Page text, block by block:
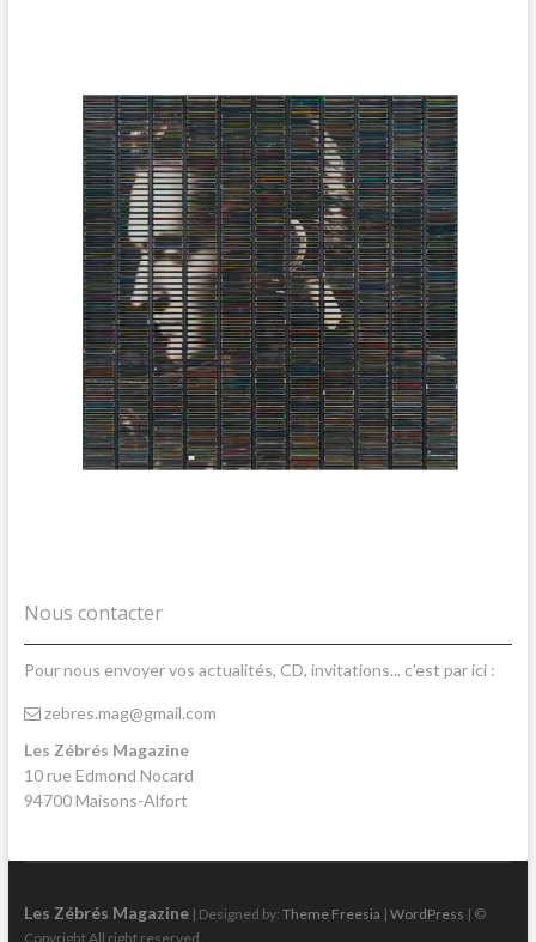
Nous contacter
Pour nous envoyer vos actualités, CD, invitations... c'est par ici :
zebres.mag@gmail.com
Les Zébrés Magazine
10 rue Edmond Nocard
94700 Maisons-Alfort
Les Zébrés Magazine| Designed by: Theme Freesia | WordPress | ©
Copyright All right reserved